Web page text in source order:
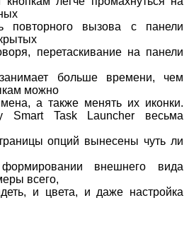
повторного вызова с панели
перетаскивание на панели
больше времени, чем
можно
а также менять их иконки.
Smart Task Launcher весьма
опций вынесены чуть ли
внешнего вида
всего,
и цвета, и даже настройка